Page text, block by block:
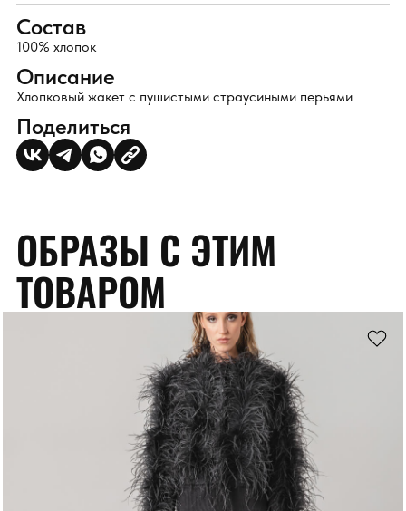
Состав
100% хлопок
Описание
Хлопковый жакет с пушистыми страусиными перьями
Поделиться
ОБРАЗЫ С ЭТИМ
ТОВАРОМ